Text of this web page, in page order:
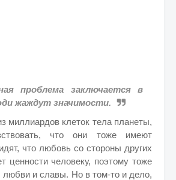
проблема заключается в
жаждут значимости.
миллиардов клеток тела планеты,
что они тоже имеют
что любовь со стороны других
ценности человеку, поэтому тоже
любви и славы. Но в том-то и дело,